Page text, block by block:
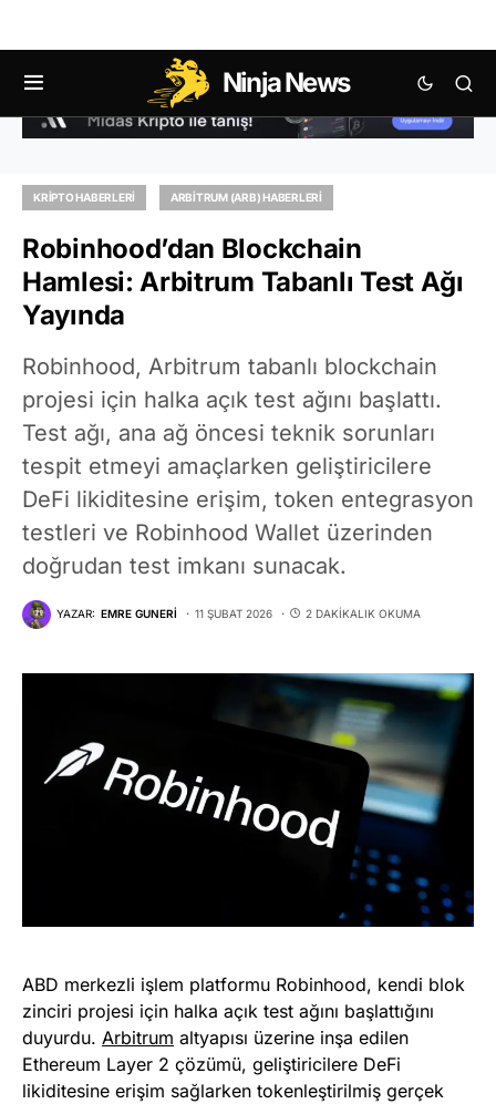
Ninja News
KRIPTO HABERLERI ARBITRUM (ARB) HABERLERI
Robinhood’dan Blockchain
Hamlesi: Arbitrum Tabanlı Test Ağı
Yayında
Robinhood, Arbitrum tabanlı blockchain
projesi için halka açık test ağını başlattı.
Test ağı, ana ağ öncesi teknik sorunları
tespit etmeyi amaçlarken geliştiricilere
DeFi likiditesine erişim, token entegrasyon
testleri ve Robinhood Wallet üzerinden
doğrudan test imkanı sunacak.
YAZAR: EMRE GUNERI 11 ŞUBAT 2026 2 DAKIKALIK OKUMA
ABD merkezli işlem platformu Robinhood, kendi blok
zinciri projesi için halka açık test ağını başlattığını
duyurdu. Arbitrum altyapısı üzerine inşa edilen
Ethereum Layer 2 çözümü, geliştiricilere DeFi
likiditesine erişim sağlarken tokenleştirilmiş gerçek